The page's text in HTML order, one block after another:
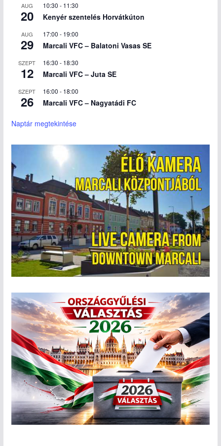
AUG
20
10:30 - 11:30
Kenyér szentelés Horvátkúton
AUG
29
17:00 - 19:00
Marcali VFC – Balatoni Vasas SE
SZEPT
12
16:30 - 18:30
Marcali VFC – Juta SE
SZEPT
26
16:00 - 18:00
Marcali VFC – Nagyatádi FC
Naptár megtekintése